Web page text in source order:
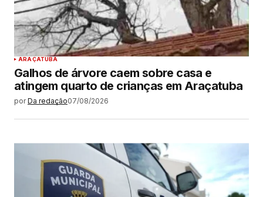
ARAÇATUBA
Galhos de árvore caem sobre casa e
atingem quarto de crianças em Araçatuba
por Da redação07/08/2026